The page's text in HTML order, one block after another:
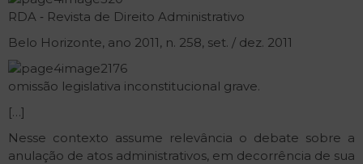
RDA ‐ Revista de Direito Administrativo
Belo Horizonte, ano 2011, n. 258, set. / dez. 2011
omissão legislativa inconstitucional grave.
[…]
Nesse contexto assume relevância o debate sobre a
anulação de atos administrativos, em decorrência de sua